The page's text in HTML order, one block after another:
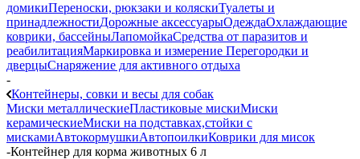
домикиПереноски, рюкзаки и коляскиТуалеты и
принадлежностиДорожные аксессуарыОдеждаОхлаждающие
коврики, бассейныЛапомойкаСредства от паразитов и
реабилитацияМаркировка и измерение Перегородки и
дверцыСнаряжение для активного отдыха
-
Контейнеры, совки и весы для собак
Миски металлическиеПластиковые мискиМиски
керамическиеМиски на подставках,стойки с
мискамиАвтокормушкиАвтопоилкиКоврики для мисок
-Контейнер для корма животных 6 л